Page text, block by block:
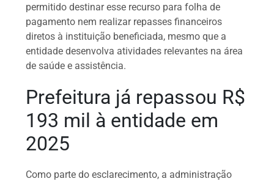
permitido destinar esse recurso para folha de
pagamento nem realizar repasses financeiros
diretos à instituição beneficiada, mesmo que a
entidade desenvolva atividades relevantes na área
de saúde e assistência.
Prefeitura já repassou R$
193 mil à entidade em
2025
Como parte do esclarecimento, a administração